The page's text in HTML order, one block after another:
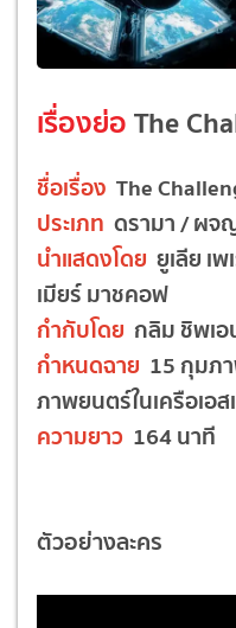
เรื่องย่อThe
ชื่อเรื่อง The
ประเภท ดรามา / ผจ
นำแสดงโดย ยูเลีย เ
เมียร์ มาชคอฟ
กำกับโดย กลิม ชิพเอ
กำหนดฉาย 15 กุมภ
ภาพยนตร์ในเครือเอส
ความยาว 164 นาที
ตัวอย่างละคร